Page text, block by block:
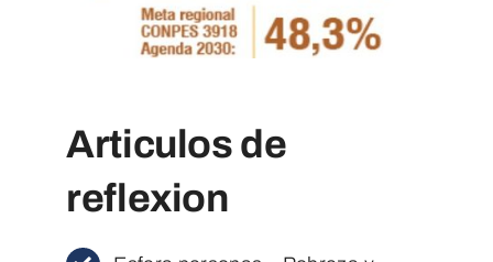
Articulos de
reflexion